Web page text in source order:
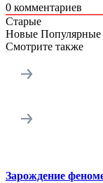
0 комментариев
Старые
Новые Популярные
Смотрите также
Зарождение